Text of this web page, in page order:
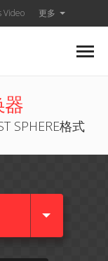
Video 更多
器
SPHERE格式